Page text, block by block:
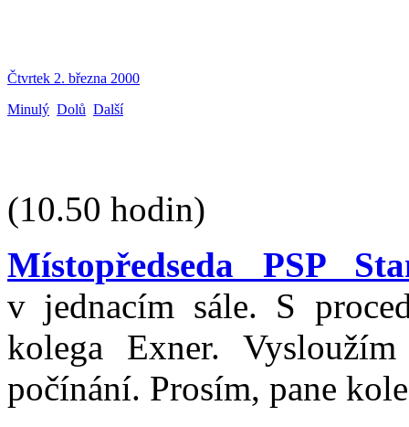
Čtvrtek 2. března 2000
Minulý Dolů Další
(10.50 hodin)
Místopředseda PSP
v jednacím sále. S
kolega Exner.
počínání. Prosím, pane